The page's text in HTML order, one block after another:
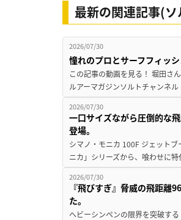
最新の関連記事(
2026/07/30
憧れのプロとサーフフィッ
この記事の動画を見る！ 堀田さ
ルアーマガジンソルトチャンネ
2026/07/30
一口サイズながら圧倒的な
登場。
シマノ・モニカ 100F ジェット
ニカ」シリーズから、喰わせに
2026/07/30
『飛びすぎ』脅威の飛距離
た。
ヘビーシンペンの限界を突破す